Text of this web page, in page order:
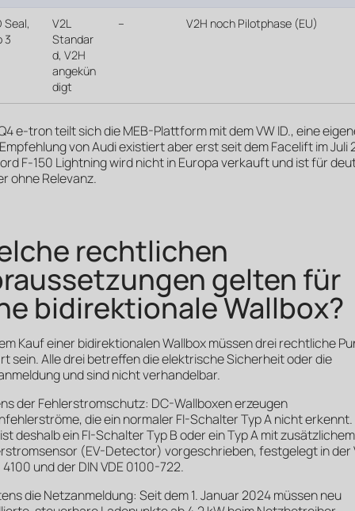
Seal,
3
V2L
Standar
d, V2H
angekün
digt
– V2H noch Pilotphase (EU)
e-tron teilt sich die MEB-Plattform mit dem VW ID., eine
von Audi existiert aber erst seit dem Facelift im Juli
F-150 Lightning wird nicht in Europa verkauft und ist für
ohne Relevanz.
rechtlichen
gelten für
bidirektionale Wallbox?
Kauf einer bidirektionalen Wallbox müssen drei rechtliche
sein. Alle drei betreffen die elektrische Sicherheit oder die
und sind nicht verhandelbar.
der Fehlerstromschutz: DC-Wallboxen erzeugen
die ein normaler FI-Schalter Typ A nicht
deshalb ein FI-Schalter Typ B oder ein Typ A mit
(EV-Detector) vorgeschrieben, festgelegt in der
und der DIN VDE 0100-722.
die Netzanmeldung: Seit dem 1. Januar 2024 müssen neu